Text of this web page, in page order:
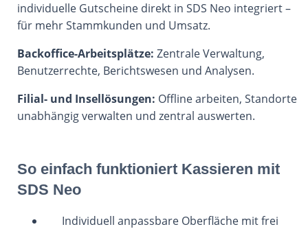
individuelle Gutscheine direkt in SDS Neo integriert –
für mehr Stammkunden und Umsatz.
Backoffice-Arbeitsplätze: Zentrale Verwaltung,
Benutzerrechte, Berichtswesen und Analysen.
Filial- und Insellösungen: Offline arbeiten, Standorte
unabhängig verwalten und zentral auswerten.
So einfach funktioniert Kassieren mit
SDS Neo
Individuell anpassbare Oberfläche mit frei